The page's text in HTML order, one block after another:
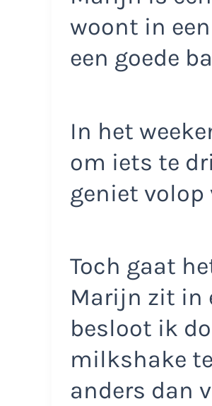
woont in
een goede
In het
om iets te
geniet volop
Toch gaat
Marijn zit in
besloot ik
milkshake
anders dan